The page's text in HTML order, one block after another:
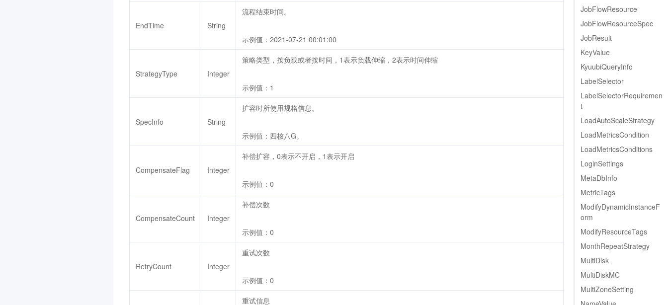
JobFlowResource
JobFlowResourceSpec
JobResult
KeyValue
KyuubiQueryInfo
LabelSelector
LabelSelectorRequiremen
t
LoadAutoScaleStrategy
LoadMetricsCondition
LoadMetricsConditions
LoginSettings
MetaDbInfo
MetricTags
ModifyDynamicInstanceF
orm
ModifyResourceTags
MonthRepeatStrategy
MultiDisk
MultiDiskMC
MultiZoneSetting
EndTime String
流程结束时间。
示例值：2021-07-21 00:01:00
StrategyType Integer
策略类型，按负载或者按时间，1表示负载伸缩，2表示时间伸缩
示例值：1
SpecInfo String
扩容时所使用规格信息。
示例值：四核八G。
CompensateFlag Integer
补偿扩容，0表示不开启，1表示开启
示例值：0
CompensateCount Integer
补偿次数
示例值：0
RetryCount Integer
重试次数
示例值：0
重试信息